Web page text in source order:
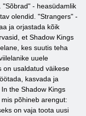
"Sõbrad" - heasüdamlik
olendid. "Strangers" -
ja orjastada kõik
et Shadow Kings
kes suutis teha
uuele
on usaldatud väikese
kasvada ja
the Shadow Kings
põhineb arengut:
on vaja toota uusi